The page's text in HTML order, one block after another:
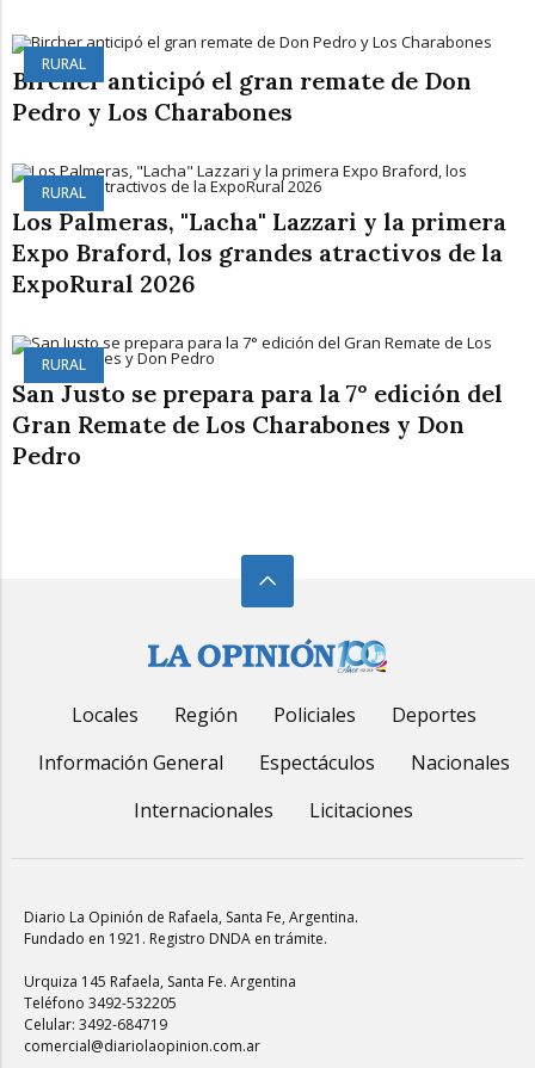
RURAL
Bircher anticipó el gran remate de Don
Pedro y Los Charabones
RURAL
Los Palmeras, "Lacha" Lazzari y la primera
Expo Braford, los grandes atractivos de la
ExpoRural 2026
RURAL
San Justo se prepara para la 7° edición del
Gran Remate de Los Charabones y Don
Pedro
Locales Región Policiales
Deportes
Información General
Espectáculos
Nacionales
Internacionales
Licitaciones
Diario La Opinión de Rafaela, Santa Fe, Argentina.
Fundado en 1921. Registro DNDA en trámite.
Urquiza 145 Rafaela, Santa Fe. Argentina
Teléfono 3492-532205
Celular: 3492-684719
comercial@diariolaopinion.com.ar